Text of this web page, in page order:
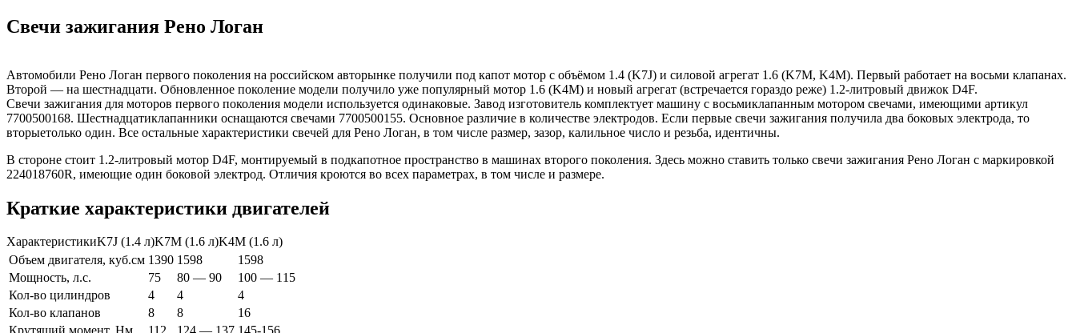
Свечи зажигания Рено Логан
Автомобили Рено Логан первого поколения на российском авторынке получили под капот мотор с объёмом 1.4 (K7J) и силовой агрегат 1.6 (K7M, K4M). Первый работает на восьми клапанах.
Второй — на шестнадцати. Обновленное поколение модели получило уже популярный мотор 1.6 (K4M) и новый агрегат (встречается гораздо реже) 1.2-литровый движок D4F.
Свечи зажигания для моторов первого поколения модели используется одинаковые. Завод изготовитель комплектует машину с восьмиклапанным мотором свечами, имеющими артикул
7700500168. Шестнадцатиклапанники оснащаются свечами 7700500155. Основное различие в количестве электродов. Если первые свечи зажигания получила два боковых электрода, то
вторыетолько один. Все остальные характеристики свечей для Рено Логан, в том числе размер, зазор, калильное число и резьба, идентичны.
В стороне стоит 1.2-литровый мотор D4F, монтируемый в подкапотное пространство в машинах второго поколения. Здесь можно ставить только свечи зажигания Рено Логан с маркировкой
224018760R, имеющие один боковой электрод. Отличия кроются во всех параметрах, в том числе и размере.
Краткие характеристики двигателей
ХарактеристикиK7J (1.4 л)K7M (1.6 л)K4M (1.6 л)
Объем двигателя, куб.см 1390 1598
1598
Мощность, л.с.
75 80 — 90
100 — 115
Кол-во цилиндров
4 4
4
Кол-во клапанов
8 8
16